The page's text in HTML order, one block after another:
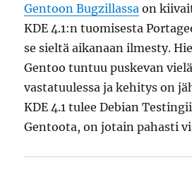
Gentoon Bugzillassa on
KDE 4.1:n tuomisesta
se sieltä aikanaan ilmesty.
Gentoo tuntuu puskevan
vastatuulessa ja kehitys on
KDE 4.1 tulee Debian
Gentoota, on jotain pahasti